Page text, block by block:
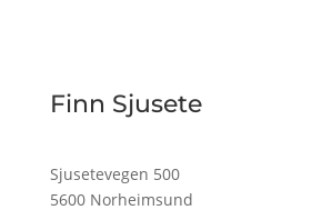
Finn Sjusete
Sjusetevegen 500
5600 Norheimsund